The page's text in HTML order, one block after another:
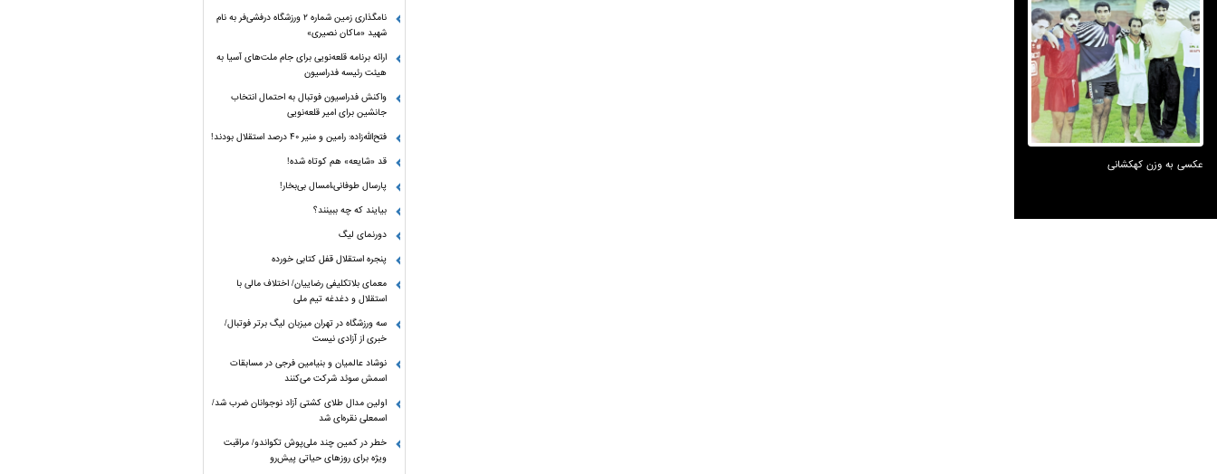
عکسی به وزن کهکشانی
نامگذاری زمین شماره ۲ ورزشگاه درفشی‌فر به نام
شهید «ماکان نصیری»
ارائه برنامه‌ قلعه‌نویی برای جام ملت‌های آسیا به
هیئت رئیسه فدراسیون
واکنش فدراسیون فوتبال به احتمال انتخاب
جانشین برای امیر قلعه‌نویی
فتح‌الله‌زاده: رامین و منیر 40 درصد استقلال بودند!
قد «شایعه» هم کوتاه شده!
پارسال طوفانی،امسال بی‌بخار!
بیایند که چه ببینند؟
دورنمای لیگ
پنجره‌ استقلال قفل کتابی خورده
معمای بلاتکلیفی رضاییان/ اختلاف مالی با
استقلال و دغدغه تیم ملی
سه ورزشگاه در تهران میزبان لیگ برتر فوتبال/
خبری از آزادی نیست
نوشاد عالمیان و بنیامین فرجی در مسابقات
اسمش سوئد شرکت می‌کنند
اولین مدال طلای کشتی آزاد نوجوانان ضرب شد/
اسمعلی نقره‌ای شد
خطر در کمین چند ملی‌پوش تکواندو/ مراقبت
ویژه برای روزهای حیاتی پیش‌رو